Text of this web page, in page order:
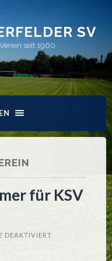
SV
seit 1960
für KSV
DEAKTIVIERT